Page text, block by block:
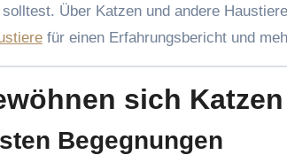
Über Katzen und andere
für einen Erfahrungsbericht und
sich
Begegnungen